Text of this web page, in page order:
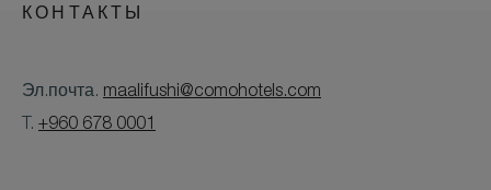
КОНТАКТЫ
Эл.почта. maalifushi@comohotels.com
T. +960 678 0001